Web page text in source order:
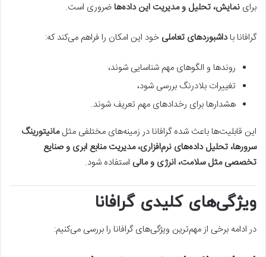
برای نمایش، تحلیل و مدیریت این داده‌هاضروری است.
گرافانا باداشبوردهای تعاملی خود این امکان را فراهم می‌کند که:
روندها و الگوهای مهم شناسایی شوند،
تغییرات بلادرنگ بررسی شود،
هشدارها برای رخدادهای مهم تعریف شوند.
این قابلیت‌ها باعث شده گرافانا در زمینه‌های مختلفی مثلمانیتورینگ
سرورها، تحلیل داده‌های نرم‌افزاری، مدیریت منابع ابری و صنایع
تخصصی مثل سلامت، انرژی و مالی استفاده شود.
ویژگی‌های کلیدی گرافانا
در ادامه برخی از مهم‌ترین ویژگی‌های گرافانا را بررسی می‌کنیم: